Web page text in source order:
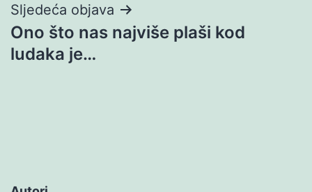
Sljedeća objava
Ono što nas najviše plaši kod
ludaka je…